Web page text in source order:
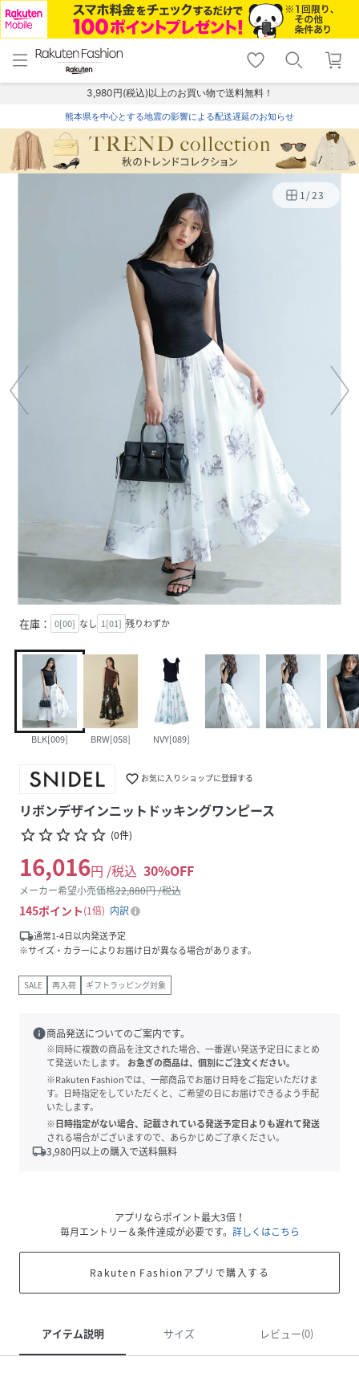
menu home
トップ
shopping_cart lock_outline
ログイン
3,980円(税込)以上のお買い物で送料無料！
熊本県を中心とする地震の影響による配送遅延のお知らせ
1/23
在庫： 0[00] なし 1[01] 残りわずか
BLK[009] BRW[058] NVY[089]
favorite_border お気に入りショップに登録する
リボンデザインニットドッキングワンピース
star_borderstar_borderstar_borderstar_borderstar_border (0件)
16,016円 /税込 30%OFF
メーカー希望小売価格22,880円 /税込
145ポイント 1倍
内訳
local_shipping通常1-4日以内発送予定
※サイズ・カラーによりお届け日が異なる場合があります。
SALE 再入荷 ギフトラッピング対象
info商品発送についてのご案内です。
※同時に複数の商品を注文された場合、一番遅い発送予定日にまとめ
て発送いたします。
お急ぎの商品は、個別にご注文ください。
※Rakuten Fashionでは、一部商品でお届け日時をご指定いただけま
す。日時指定をしていただくと、ご希望の日にお届けできるよう手配
いたします。
※日時指定がない場合、記載されている発送予定日よりも遅れて発送
される場合がございますので、あらかじめご了承ください。
local_shipping3,980円以上の購入で送料無料
アプリならポイント最大3倍！
毎月エントリー＆条件達成が必要です。 詳しくはこちら
Rakuten Fashionアプリで購入する
アイテム説明 サイズ レビュー(0)